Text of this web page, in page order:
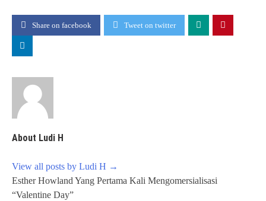
Share on facebook Tweet on twitter
About Ludi H
View all posts by Ludi H →
Post
navigation
Esther Howland Yang Pertama Kali Mengomersialisasi
“Valentine Day”